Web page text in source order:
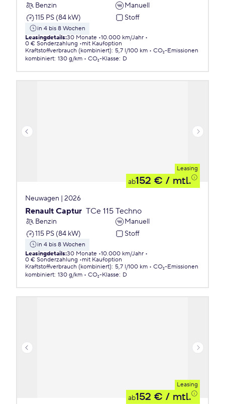
Benzin
Manuell
115 PS (84 kW)
Stoff
in 4 bis 8 Wochen
Leasingdetails:30 Monate 10.000 km/Jahr
0 € Sonderzahlung
mit Kaufoption
Kraftstoffverbrauch (kombiniert): 5,7 l/100 km
CO₂-Emissionen
kombiniert: 130 g/km CO₂-Klasse: D
Leasing
ab152 € / mtl.
Neuwagen | 2026
Renault Captur TCe 115 Techno
Benzin
Manuell
115 PS (84 kW)
Stoff
in 4 bis 8 Wochen
Leasingdetails:30 Monate 10.000 km/Jahr
0 € Sonderzahlung
mit Kaufoption
Kraftstoffverbrauch (kombiniert): 5,7 l/100 km
CO₂-Emissionen
kombiniert: 130 g/km CO₂-Klasse: D
Leasing
ab152 € / mtl.